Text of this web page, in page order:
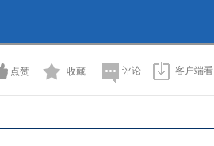
2011-08-08 21:47:17
《消费主张》 20110804
点赞 收藏 评论 客户端看